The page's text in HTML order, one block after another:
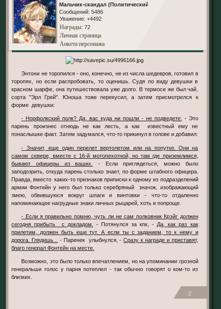
Мальчик-скандал (Политический)
Сообщений: 5486
Уважение: +4492
Награды: 72
Личная страница
Анкета персонажа
Энтони не торопился - оно, конечно, не из числа шедевров, готовил в
торопях, но если распробовать, то оценишь. Судя по виду девушки в
красном шарфе, она путешествовала уже долго. В термосе же был чай,
сорта "Эрл Грей". Юноша тоже перекусил, а затем присмотрелся к
форме девушки:
- Норфолкский полк? Да, вас куда ни пошли - не подведете. - Это
парень произнес отнюдь не как лесть, а как известный ему не
понаслышке факт. Затем задумался, что-то прикинул в голове и добавил:
- Значит, еще один перелет вертолетом или на попутке. Они на
самом севере, вместе с 16-й мотопехотной, но там где приземлимся,
бывают офицеры из ваших.
- Если приглядеться, можно было
заподозрить, откуда парень столько знает, по форме штабного офицера.
Правда, вместо каких-то признаков приписки к одному из подразделений
армии Фонтейн у него был только серебряный значок, изображающий
змею, обвившуюся вокруг шпаги и винтовки - что-то отдаленно
напоминающее нагрудные знаки личных рыцарей, хоть и попроще.
- Если я правильно помню, чуть ли не сам полковник Крэйг должен
сегодня прибыть с докладом.
- Потянулся за кпк, - Да, как раз как
прилетим, должен быть еще тут. А если ты с заданием, то к нему и
дорога. Глядишь...
- Паренек улыбнулся, -Сразу к награде и приставят,
благо генерал Фонтейн на месте.
Возможно, это было только впечатлением, но на упоминании грозной
генеральши голос у парня потеплел - так обычно говорят о ком-то из
близких.
0